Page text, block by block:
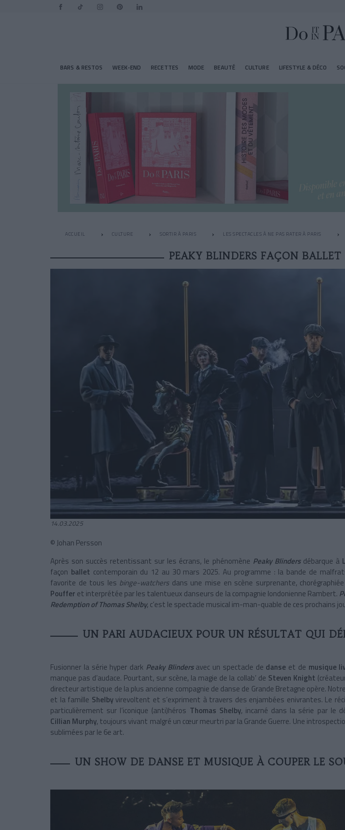
BARS & RESTOS WEEK-END RECETTES MODE BEAUTÉ CULTURE LIFESTYLE & DÉCO
ACCUEIL CULTURE SORTIR À PARIS LES SPECTACLES À NE PAS RATER À PARIS
PEAKY BLINDERS FAÇON
14.03.2025
© Johan Persson
Après son succès retentissant sur les écrans, le phénomène Peaky Blindersdébarque à
façon ballet contemporain du 12 au 30 mars 2025. Au programme : la bande de
favorite de tous les binge-watchers dans une mise en scène surprenante,
Pouffer et interprétée par les talentueux danseurs de la compagnie londonienne Rambert.
Redemption of Thomas Shelby, c’est le spectacle musical im-man-quable de ces prochains
UN PARI AUDACIEUX POUR UN RÉSULTAT QUI
Fusionner la série hyper dark Peaky Blindersavec un spectacle de danse et de musique
manque pas d’audace. Pourtant, sur scène, la magie de la collab’ de Steven Knight
directeur artistique de la plus ancienne compagnie de danse de Grande Bretagne opère.
et la famille Shelbyvirevoltent et s’expriment à travers des enjambées enivrantes. Le
particulièrement sur l’iconique (anti)héros Thomas Shelby, incarné dans la série par le
Cillian Murphy, toujours vivant malgré un cœur meurtri par la Grande Guerre. Une
sublimées par le 6e art.
UN SHOW DE DANSE ET MUSIQUE À COUPER LE